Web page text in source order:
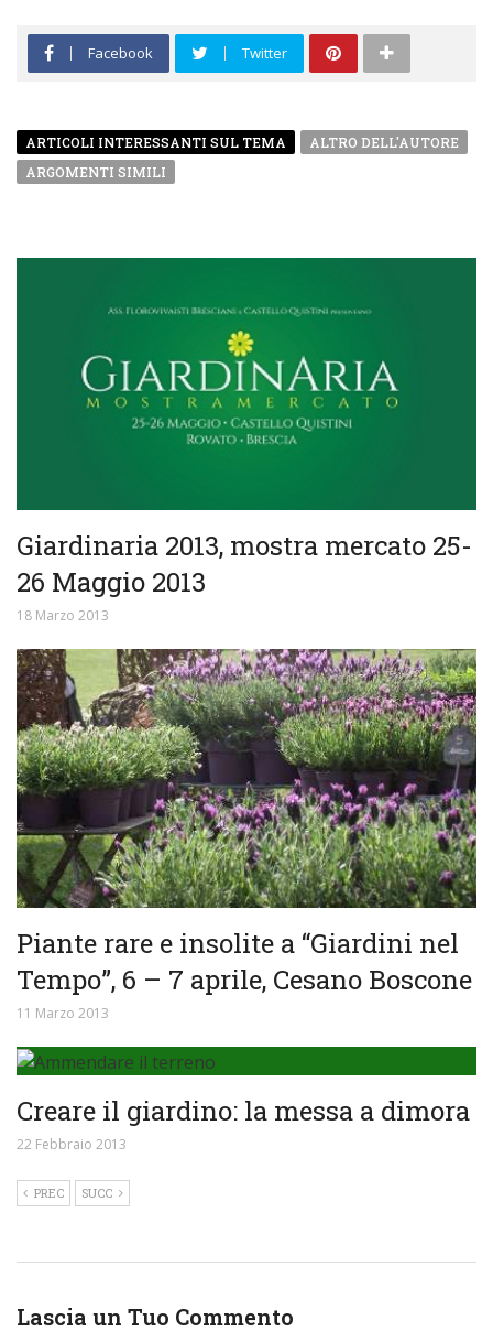
Facebook Twitter
ARTICOLI INTERESSANTI SUL TEMA
ALTRO DELL'AUTORE
ARGOMENTI SIMILI
Giardinaria 2013, mostra mercato 25-
26 Maggio 2013
18 Marzo 2013
Piante rare e insolite a “Giardini nel
Tempo”, 6 – 7 aprile, Cesano Boscone
11 Marzo 2013
Creare il giardino: la messa a dimora
22 Febbraio 2013
PREC SUCC
Lascia un Tuo Commento